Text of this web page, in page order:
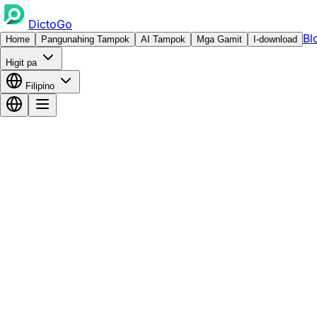
DictoGo
Home Pangunahing Tampok AI Tampok Mga Gamit I-download
Higit pa
Filipino